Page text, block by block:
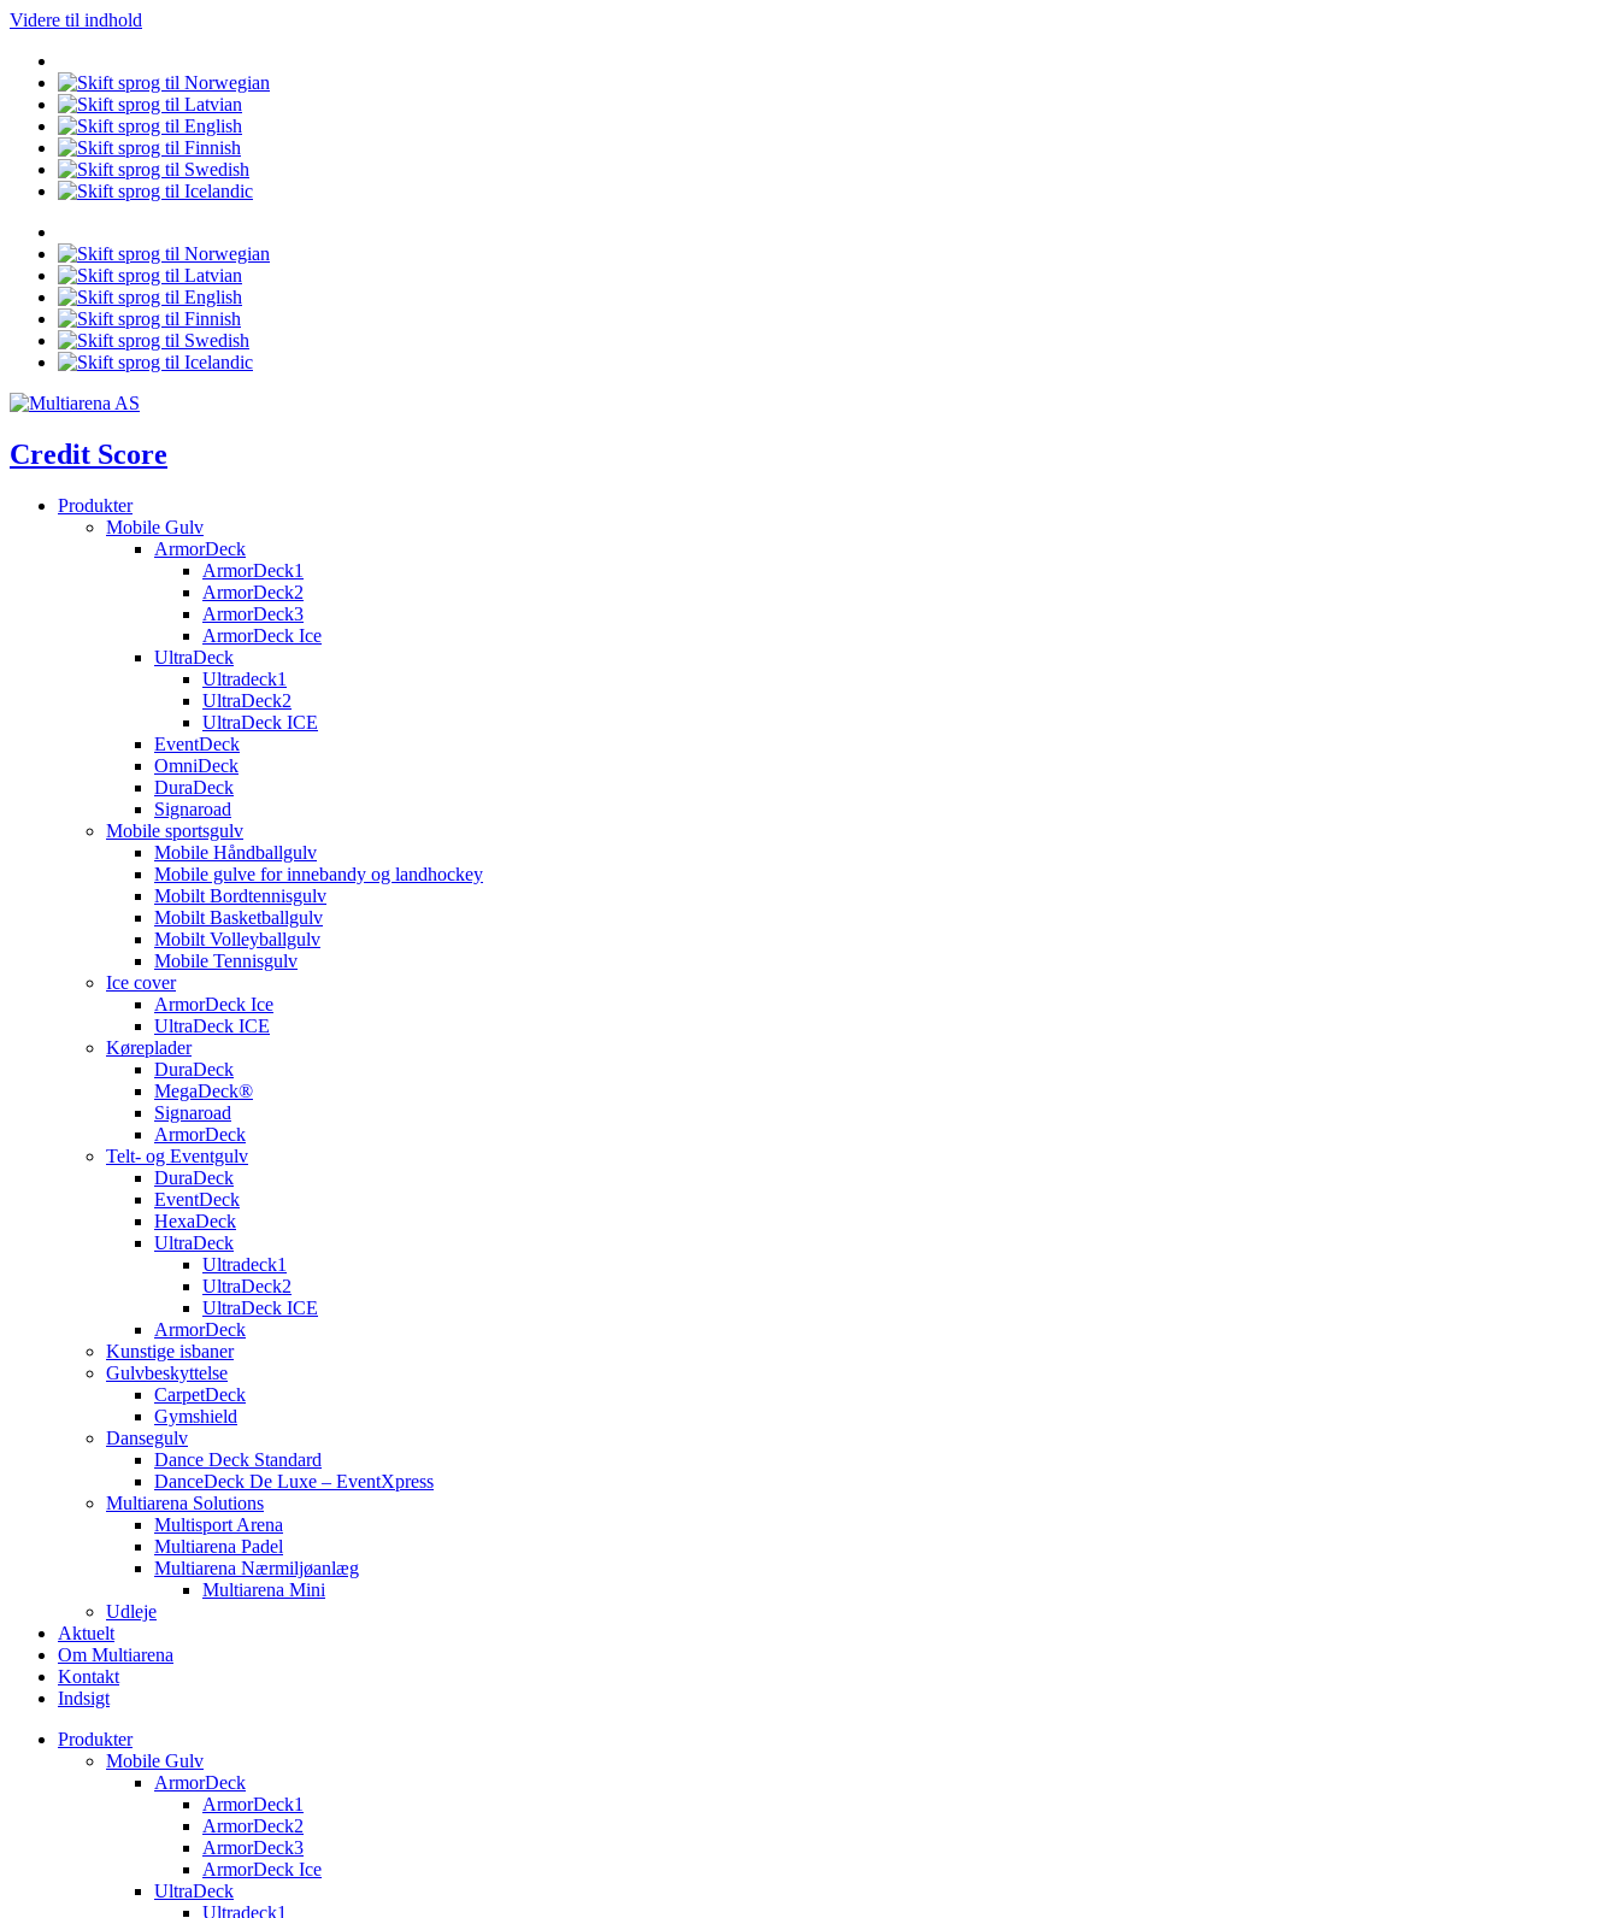
Videre til indhold
Credit Score
Produkter
Mobile Gulv
ArmorDeck
ArmorDeck1
ArmorDeck2
ArmorDeck3
ArmorDeck Ice
UltraDeck
Ultradeck1
UltraDeck2
UltraDeck ICE
EventDeck
OmniDeck
DuraDeck
Signaroad
Mobile sportsgulv
Mobile Håndballgulv
Mobile gulve for innebandy og landhockey
Mobilt Bordtennisgulv
Mobilt Basketballgulv
Mobilt Volleyballgulv
Mobile Tennisgulv
Ice cover
ArmorDeck Ice
UltraDeck ICE
Køreplader
DuraDeck
MegaDeck®
Signaroad
ArmorDeck
Telt- og Eventgulv
DuraDeck
EventDeck
HexaDeck
UltraDeck
Ultradeck1
UltraDeck2
UltraDeck ICE
ArmorDeck
Kunstige isbaner
Gulvbeskyttelse
CarpetDeck
Gymshield
Dansegulv
Dance Deck Standard
DanceDeck De Luxe – EventXpress
Multiarena Solutions
Multisport Arena
Multiarena Padel
Multiarena Nærmiljøanlæg
Multiarena Mini
Udleje
Aktuelt
Om Multiarena
Kontakt
Indsigt
Produkter
Mobile Gulv
ArmorDeck
ArmorDeck1
ArmorDeck2
ArmorDeck3
ArmorDeck Ice
UltraDeck
Ultradeck1